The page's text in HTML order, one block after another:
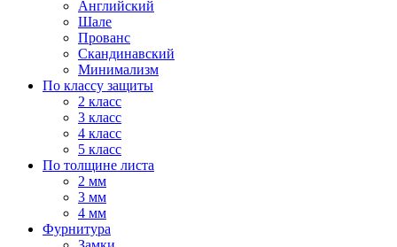
Английский
Шале
Прованс
Скандинавский
Минимализм
По классу защиты
2 класс
3 класс
4 класс
5 класс
По толщине листа
2 мм
3 мм
4 мм
Фурнитура